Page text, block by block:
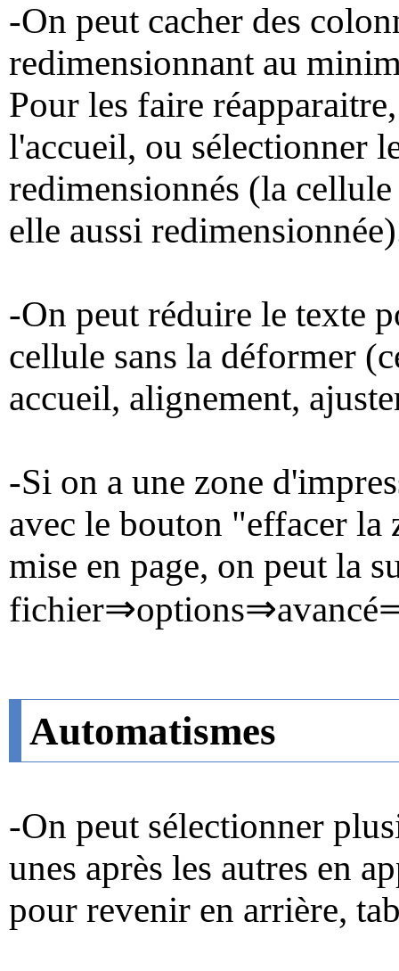
-On peut cacher des
redimensionnant au
Pour les faire
l'accueil, ou sélectionner
redimensionnés (la
elle aussi
-On peut réduire le texte
cellule sans la déformer
accueil, alignement,
-Si on a une zone
avec le bouton "effacer
mise en page, on peut la
fichier⇒options⇒avancé
Automatismes
-On peut sélectionner
unes après les autres en
pour revenir en arrière,